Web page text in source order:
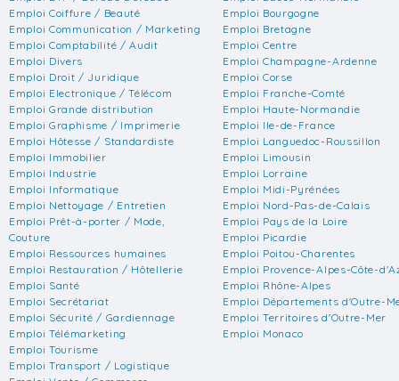
Emploi Coiffure / Beauté
Emploi Communication / Marketing
Emploi Comptabilité / Audit
Emploi Divers
Emploi Droit / Juridique
Emploi Electronique / Télécom
Emploi Grande distribution
Emploi Graphisme / Imprimerie
Emploi Hôtesse / Standardiste
Emploi Immobilier
Emploi Industrie
Emploi Informatique
Emploi Nettoyage / Entretien
Emploi Prêt-à-porter / Mode,
Couture
Emploi Ressources humaines
Emploi Restauration / Hôtellerie
Emploi Santé
Emploi Secrétariat
Emploi Sécurité / Gardiennage
Emploi Télémarketing
Emploi Tourisme
Emploi Transport / Logistique
Emploi Bourgogne
Emploi Bretagne
Emploi Centre
Emploi Champagne-Ardenne
Emploi Corse
Emploi Franche-Comté
Emploi Haute-Normandie
Emploi Ile-de-France
Emploi Languedoc-Roussillon
Emploi Limousin
Emploi Lorraine
Emploi Midi-Pyrénées
Emploi Nord-Pas-de-Calais
Emploi Pays de la Loire
Emploi Picardie
Emploi Poitou-Charentes
Emploi Provence-Alpes-Côte-
Emploi Rhône-Alpes
Emploi Départements d'Outre-
Emploi Territoires d'Outre-Mer
Emploi Monaco